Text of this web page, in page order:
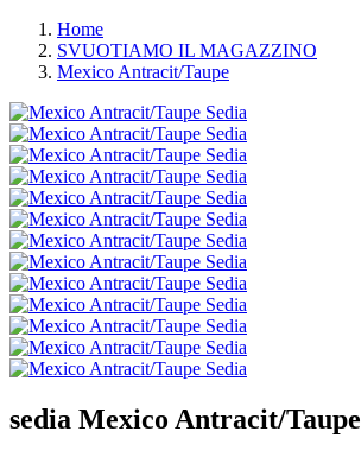
Home
SVUOTIAMO IL MAGAZZINO
Mexico Antracit/Taupe
sedia Mexico Antracit/Taupe